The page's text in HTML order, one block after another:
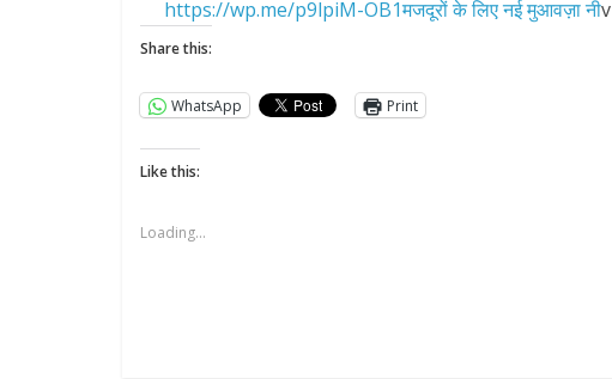
https://wp.me/p9lpiM-OB1मजदूरों के लिए नई मुआवज़ा नीv
Share this:
WhatsApp Print
Like this:
Loading...